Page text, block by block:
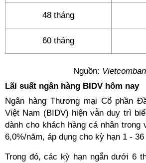
48 tháng
60 tháng
Nguồn:
Lãi suất ngân hàng BIDV hôm nay
Ngân hàng Thương mại Cổ phần
Việt Nam (BIDV) hiện vẫn duy trì
dành cho khách hàng cá nhân trong
6,0%/năm, áp dụng cho kỳ hạn 1 - 36
Trong đó, các kỳ hạn ngắn dưới 6